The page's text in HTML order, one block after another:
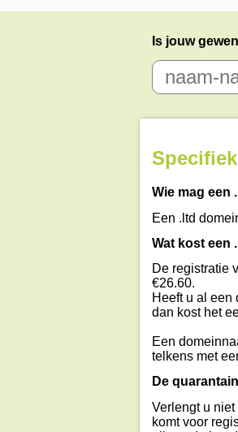
Is jouw
Wie mag een
Een .ltd
Wat kost een
De registratie
€26.60.
Heeft u al een
dan kost het
Een
telkens met
De
Verlengt u
komt voor